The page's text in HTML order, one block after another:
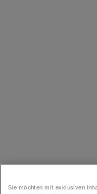
Sie möchten mit exklusiven